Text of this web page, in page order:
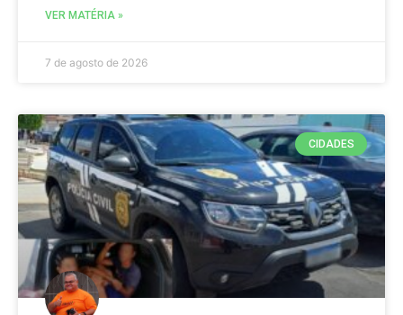
VER MATÉRIA »
7 de agosto de 2026
CIDADES